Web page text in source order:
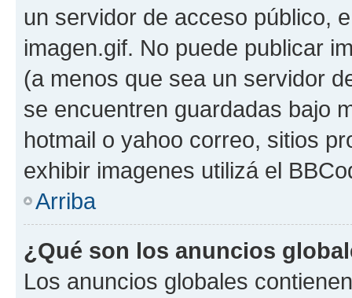
un servidor de acceso público,
imagen.gif. No puede publicar
(a menos que sea un servidor
se encuentren guardadas bajo
hotmail o yahoo correo, sitios
exhibir imagenes utilizá el
Arriba
¿Qué son los anuncios
Los anuncios globales